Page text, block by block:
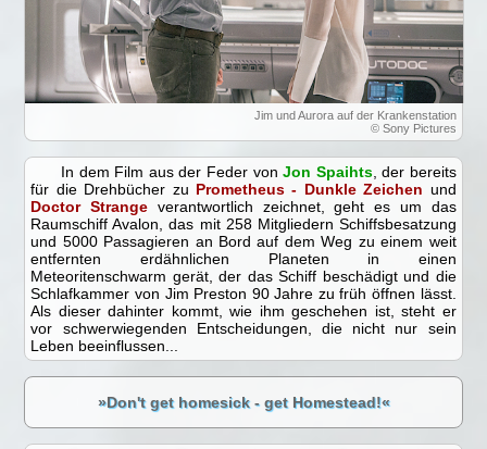
Jim und Aurora auf der Krankenstation
© Sony Pictures
In dem Film aus der Feder vonJon Spaihts, der bereits
für die Drehbücher zu Prometheus - Dunkle Zeichen und
Doctor Strange verantwortlich zeichnet, geht es um das
Raumschiff Avalon, das mit 258 Mitgliedern Schiffsbesatzung
und 5000 Passagieren an Bord auf dem Weg zu einem weit
entfernten erdähnlichen Planeten in einen
Meteoritenschwarm gerät, der das Schiff beschädigt und die
Schlafkammer von Jim Preston 90 Jahre zu früh öffnen lässt.
Als dieser dahinter kommt, wie ihm geschehen ist, steht er
vor schwerwiegenden Entscheidungen, die nicht nur sein
Leben beeinflussen...
»Don't get homesick - get Homestead!«